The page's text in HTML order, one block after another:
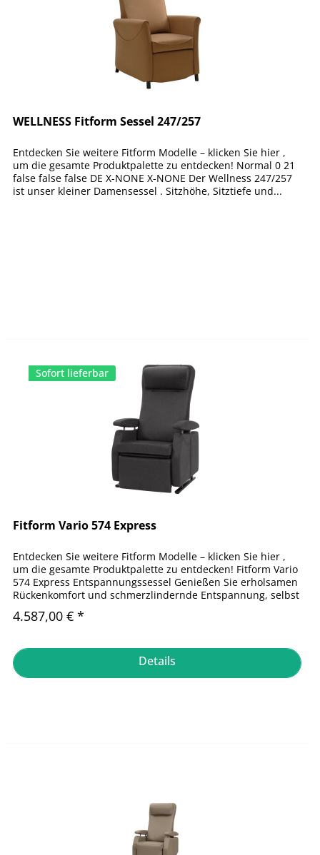
WELLNESS Fitform Sessel 247/257
Entdecken Sie weitere Fitform Modelle – klicken Sie hier ,
um die gesamte Produktpalette zu entdecken! Normal 0 21
false false false DE X-NONE X-NONE Der Wellness 247/257
ist unser kleiner Damensessel . Sitzhöhe, Sitztiefe und...
Sofort lieferbar
Fitform Vario 574 Express
Entdecken Sie weitere Fitform Modelle – klicken Sie hier ,
um die gesamte Produktpalette zu entdecken! Fitform Vario
574 Express Entspannungssessel Genießen Sie erholsamen
Rückenkomfort und schmerzlindernde Entspannung, selbst
4.587,00 € *
Details